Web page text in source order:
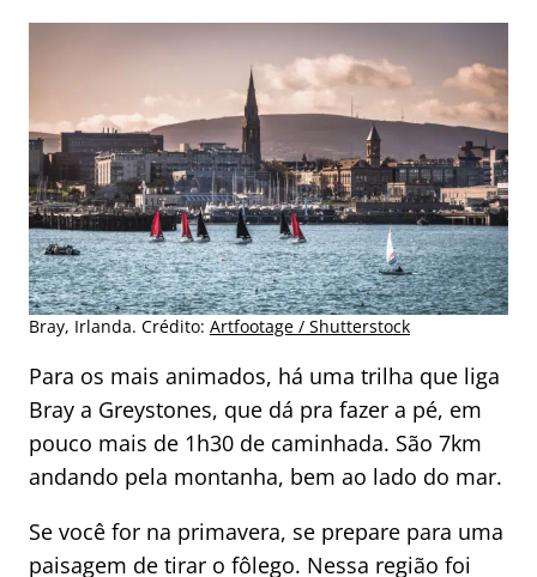
Bray, Irlanda. Crédito: Artfootage / Shutterstock
Para os mais animados, há uma trilha que liga
Bray a Greystones, que dá pra fazer a pé, em
pouco mais de 1h30 de caminhada. São 7km
andando pela montanha, bem ao lado do mar.
Se você for na primavera, se prepare para uma
paisagem de tirar o fôlego. Nessa região foi